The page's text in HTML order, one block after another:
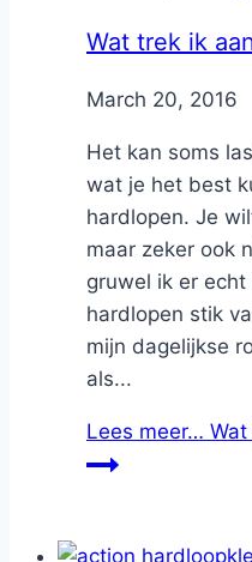
Wat trek ik
ByNicole
March 20, 2016
Het kan soms
wat je het best
hardlopen. Je
maar zeker ook
gruwel ik er
hardlopen stik
mijn dagelijkse
als...
Lees meer…